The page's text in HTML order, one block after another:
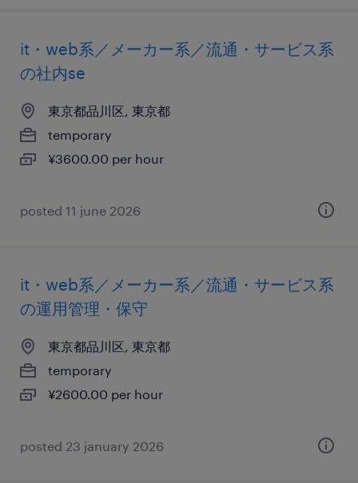
it・web系／メーカー系／流通・サービス系
の社内se
東京都品川区, 東京都
temporary
¥3600.00 per hour
posted 11 june 2026
it・web系／メーカー系／流通・サービス系
の運用管理・保守
東京都品川区, 東京都
temporary
¥2600.00 per hour
posted 23 january 2026